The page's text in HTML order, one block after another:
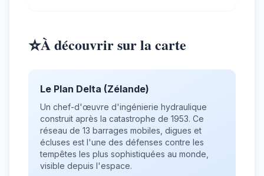
⭐À découvrir sur la carte
Le Plan Delta (Zélande)
Un chef-d'œuvre d'ingénierie hydraulique
construit après la catastrophe de 1953. Ce
réseau de 13 barrages mobiles, digues et
écluses est l'une des défenses contre les
tempêtes les plus sophistiquées au monde,
visible depuis l'espace.